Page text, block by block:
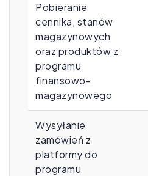
Pobieranie
cennika, stanów
magazynowych
oraz produktów z
programu
finansowo-
magazynowego
Wysyłanie
zamówień z
platformy do
programu